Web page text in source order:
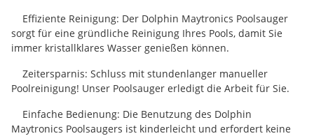
Effiziente Reinigung: Der Dolphin Maytronics Poolsauger
sorgt für eine gründliche Reinigung Ihres Pools, damit Sie
immer kristallklares Wasser genießen können.
Zeitersparnis: Schluss mit stundenlanger manueller
Poolreinigung! Unser Poolsauger erledigt die Arbeit für Sie.
Einfache Bedienung: Die Benutzung des Dolphin
Maytronics Poolsaugers ist kinderleicht und erfordert keine